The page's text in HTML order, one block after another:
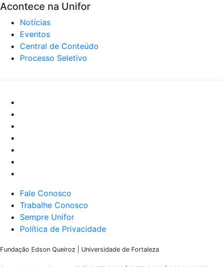
Acontece na Unifor
Notícias
Eventos
Central de Conteúdo
Processo Seletivo
Fale Conosco
Trabalhe Conosco
Sempre Unifor
Política de Privacidade
Fundação Edson Queiroz | Universidade de Fortaleza